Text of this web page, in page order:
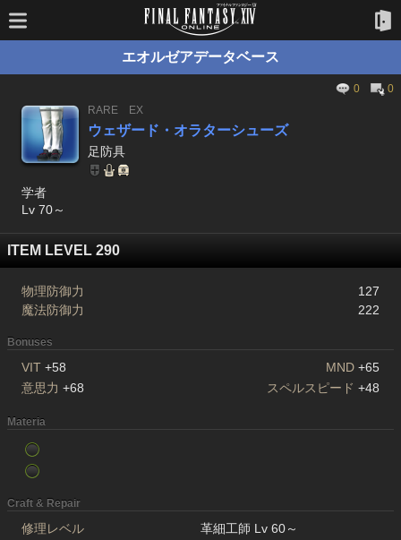
エオルゼアデータベース
0
0
RARE
EX
ウェザード・オラターシューズ
足防具
学者
Lv 70～
ITEM LEVEL 290
物理防御力
127
魔法防御力
222
Bonuses
VIT +58 MND +65
意思力 +68 スペルスピード +48
Materia
Craft & Repair
修理レベル
革細工師 Lv 60～